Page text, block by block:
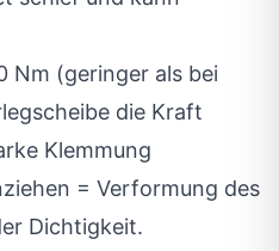
Nm (geringer als bei
die Kraft
Klemmung
= Verformung des
Dichtigkeit.